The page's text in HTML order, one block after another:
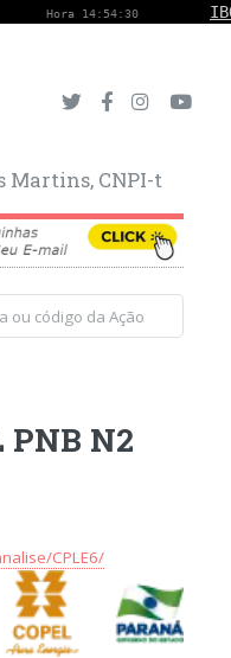
Martins, CNPI-t
PNB N2
CPLE6/